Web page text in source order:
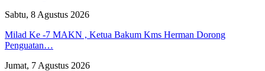
Sabtu, 8 Agustus 2026
Milad Ke -7 MAKN , Ketua Bakum Kms Herman Dorong
Penguatan…
Jumat, 7 Agustus 2026